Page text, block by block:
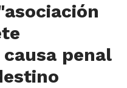
penal